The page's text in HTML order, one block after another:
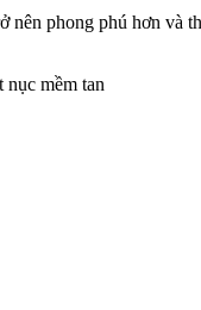
phong phú hơn